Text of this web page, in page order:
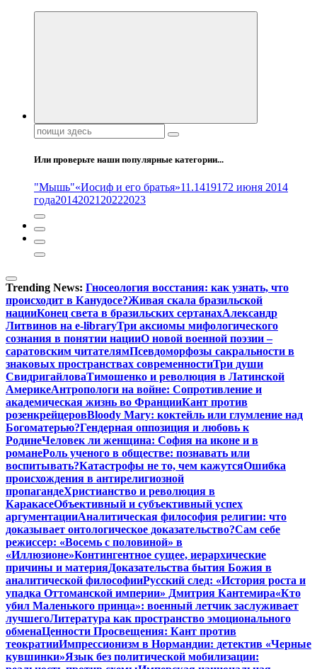
Поиск:
Или проверьте наши популярные категории...
"Мышь"«Иосиф и его братья»11.1419172 июня 2014
года20142021 20222023
Trending News: Гносеология восстания: как узнать, что
происходит в Канудосе?Живая скала бразильской
нацииКонец света в бразильских сертанахАлександр
Литвинов на e-libraryТри аксиомы мифологического
сознания в понятии нацииО новой военной поэзии –
саратовским читателямПсевдоморфозы сакральности в
знаковых пространствах современностиТри души
СвидригайловаТимошенко и революция в Латинской
АмерикеАнтропологи на войне: Сопротивление и
академическая жизнь во ФранцииКант против
розенкрейцеровBloody Mary: коктейль или глумление над
Богоматерью?Гендерная оппозиция и любовь к
РодинеЧеловек ли женщина: София на иконе и в
романеРоль ученого в обществе: познавать или
воспитывать?Катастрофы не то, чем кажутсяОшибка
происхождения в антирелигиозной
пропагандеХристианство и революция в
КаракасеОбъективный и субъективный успех
аргументацииАналитическая философия религии: что
доказывает онтологическое доказательство?Сам себе
режиссер: «Восемь с половиной» в
«Иллюзионе»Контингентное сущее, иерархические
причины и материяДоказательства бытия Божия в
аналитической философииРусский след: «История роста и
упадка Оттоманской империи» Дмитрия Кантемира«Кто
убил Маленького принца»: военный летчик заслуживает
лучшегоЛитература как пространство эмоционального
обменаЦенности Просвещения: Кант против
теократииИмпрессионизм в Нормандии: детектив «Черные
кувшинки»Язык без политической мобилизации: